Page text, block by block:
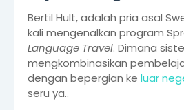
Bertil Hult, adalah pria asal
kali mengenalkan program
Language Travel. Dimana
mengkombinasikan
dengan bepergian ke luar
seru ya..